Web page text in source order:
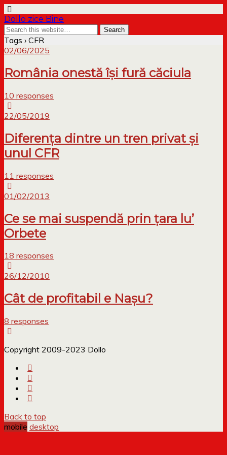
Dollo zice Bine
Tags › CFR
02/06/2025
România onestă își fură căciula
10 responses
22/05/2019
Diferența dintre un tren privat și
unul CFR
11 responses
01/02/2013
Ce se mai suspendă prin țara lu’
Orbete
18 responses
26/12/2010
Cât de profitabil e Nașu?
8 responses
Copyright 2009-2023 Dollo
Back to top
mobile desktop